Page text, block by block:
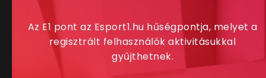
Az E1 pont az Esport1.hu hűségpontja, melyet a
regisztrált felhasználók aktivitásukkal
gyűjthetnek.